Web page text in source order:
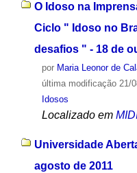
O Idoso na
Ciclo " Idoso no
desafios " - 18 de
por Maria Leonor de
última modificação21/
Idosos
Localizado em
Universidade
agosto de 2011